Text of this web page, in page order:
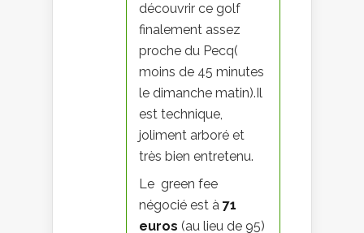
découvrir ce golf
finalement assez
proche du Pecq(
moins de 45 minutes
le dimanche matin).Il
est technique,
joliment arboré et
très bien entretenu.
Le green fee
négocié est à 71
euros (au lieu de 95)